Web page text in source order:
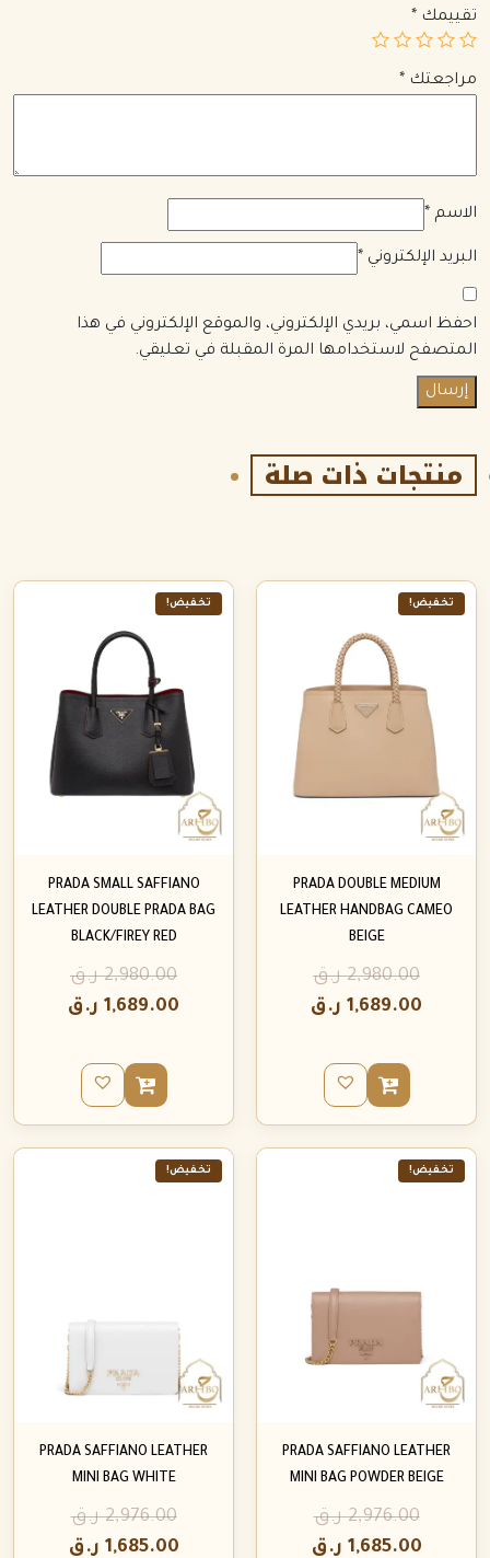
تقييمك *
مراجعتك *
الاسم *
البريد الإلكتروني *
احفظ اسمي، بريدي الإلكتروني، والموقع الإلكتروني في هذا
المتصفح لاستخدامها المرة المقبلة في تعليقي.
منتجات ذات صلة
تخفيض!
PRADA DOUBLE MEDIUM
LEATHER HANDBAG CAMEO
BEIGE
2,980.00 ر.ق
1,689.00 ر.ق
تخفيض!
PRADA SMALL SAFFIANO
LEATHER DOUBLE PRADA BAG
BLACK/FIREY RED
2,980.00 ر.ق
1,689.00 ر.ق
تخفيض!
PRADA SAFFIANO LEATHER
MINI BAG POWDER BEIGE
2,976.00 ر.ق
1,685.00 ر.ق
تخفيض!
PRADA SAFFIANO LEATHER
MINI BAG WHITE
2,976.00 ر.ق
1,685.00 ر.ق